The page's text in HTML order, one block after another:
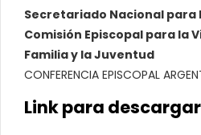
Secretariado Nacional para
Comisión Episcopal para la
Familia y la Juventud
CONFERENCIA EPISCOPAL
Link para